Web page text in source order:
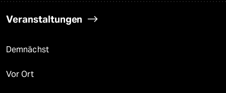
Veranstaltungen
Demnächst
Vor Ort